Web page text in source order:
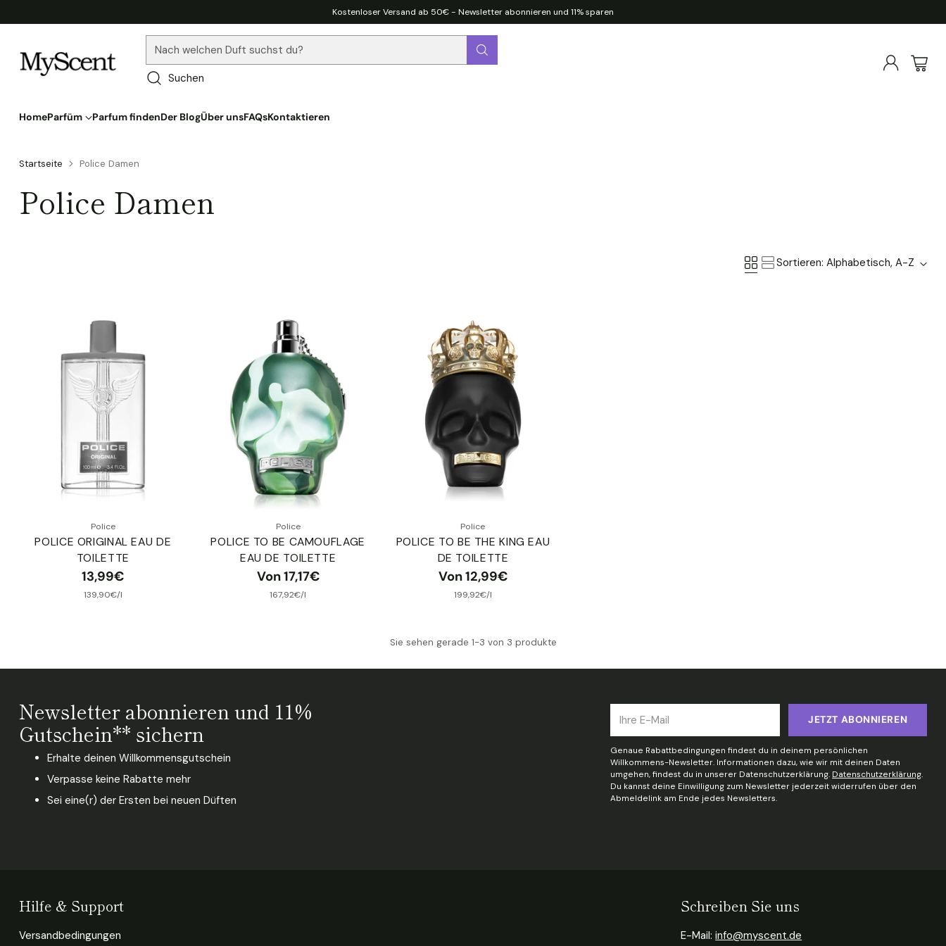
Nach welchen Duft suchst du?
Suchen
HomeParfüm Parfum findenDer BlogÜber unsFAQsKontaktieren
Kostenloser Versand ab 50€ - Newsletter abonnieren und 11% sparen
Startseite Police Damen
Police Damen
Sortieren: Alphabetisch, A-Z
Police
POLICE ORIGINAL EAU DE
TOILETTE
13,99€
Stückpreis
139,90€/
pro l
Police
POLICE TO BE CAMOUFLAGE
EAU DE TOILETTE
Von 17,17€
Stückpreis
167,92€/
pro l
Police
POLICE TO BE THE KING EAU
DE TOILETTE
Von 12,99€
Stückpreis
199,92€/
pro l
Sie sehen gerade 1-3 von 3 produkte
Newsletter abonnieren und 11%
Gutschein** sichern
Erhalte deinen Willkommensgutschein
Verpasse keine Rabatte mehr
Sei eine(r) der Ersten bei neuen Düften
E-
JETZT ABONNIEREN
Genaue Rabattbedingungen findest du in deinem persönlichen
Willkommens-Newsletter. Informationen dazu, wie wir mit deinen Daten
umgehen, findest du in unserer Datenschutzerklärung. Datenschutzerklärung.
Du kannst deine Einwilligung zum Newsletter jederzeit widerrufen über den
Abmeldelink am Ende jedes Newsletters.
Hilfe & Support
Versandbedingungen
Schreiben Sie uns
E-Mail:info@myscent.de